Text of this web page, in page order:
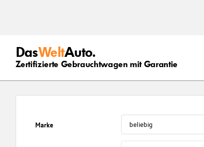
DasWeltAuto.
Zertifizierte Gebrauchtwagen mit Garantie
Marke